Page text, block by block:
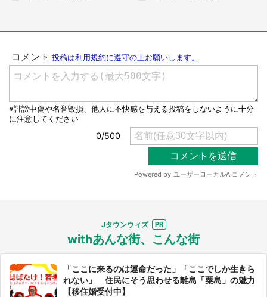
Jタウンウィズ
withあんな街、こんな街
「ここに来るのは運命だった」「ここでしか生きら
れない」 住民にそう思わせる離島「粟島」の魅力
【移住婚受付中】